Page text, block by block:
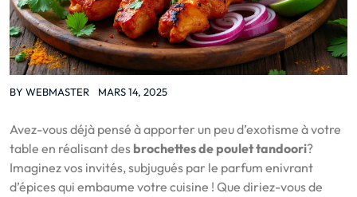
BY WEBMASTER MARS 14, 2025
Avez-vous déjà pensé à apporter un peu d’exotisme à votre
table en réalisant des brochettes de poulet tandoori?
Imaginez vos invités, subjugués par le parfum enivrant
d’épices qui embaume votre cuisine ! Que diriez-vous de